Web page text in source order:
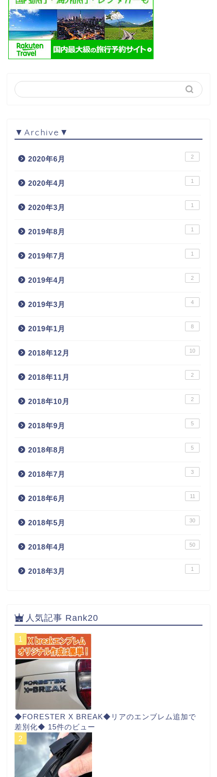
▼Archive▼
2020年6月 2
2020年4月 1
2020年3月 1
2019年8月 1
2019年7月 1
2019年4月 2
2019年3月 4
2019年1月 8
2018年12月 10
2018年11月 2
2018年10月 2
2018年9月 5
2018年8月 5
2018年7月 3
2018年6月 11
2018年5月 30
2018年4月 50
2018年3月 1
人気記事 Rank20
◆FORESTER X BREAK◆リアのエンブレム追加で
差別化◆ 15件のビュー